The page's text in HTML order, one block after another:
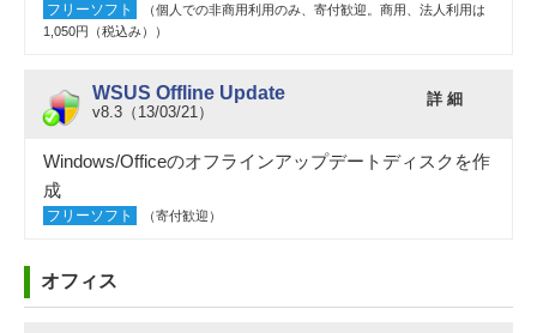
フリーソフト
（個人での非商用利用のみ、寄付歓迎。商用、法人利用は
1,050円（税込み））
WSUS Offline Update
v8.3（13/03/21）
詳 細
Windows/Officeのオフラインアップデートディスクを作
成
フリーソフト （寄付歓迎）
オフィス